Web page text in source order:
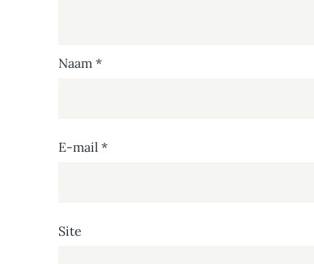
Naam *
E-mail *
Site